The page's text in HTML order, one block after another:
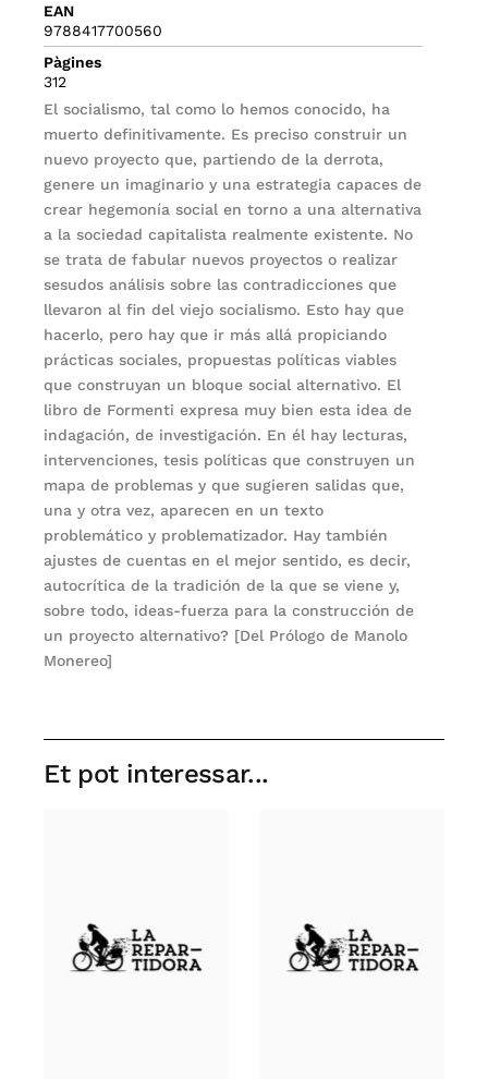
EAN
9788417700560
Pàgines
312
El socialismo, tal como lo hemos conocido, ha
muerto definitivamente. Es preciso construir un
nuevo proyecto que, partiendo de la derrota,
genere un imaginario y una estrategia capaces de
crear hegemonía social en torno a una alternativa
a la sociedad capitalista realmente existente. No
se trata de fabular nuevos proyectos o realizar
sesudos análisis sobre las contradicciones que
llevaron al fin del viejo socialismo. Esto hay que
hacerlo, pero hay que ir más allá propiciando
prácticas sociales, propuestas políticas viables
que construyan un bloque social alternativo. El
libro de Formenti expresa muy bien esta idea de
indagación, de investigación. En él hay lecturas,
intervenciones, tesis políticas que construyen un
mapa de problemas y que sugieren salidas que,
una y otra vez, aparecen en un texto
problemático y problematizador. Hay también
ajustes de cuentas en el mejor sentido, es decir,
autocrítica de la tradición de la que se viene y,
sobre todo, ideas-fuerza para la construcción de
un proyecto alternativo? [Del Prólogo de Manolo
Monereo]
Et pot interessar...